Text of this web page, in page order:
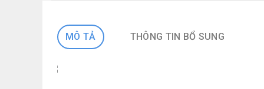
MÔ TẢ THÔNG TIN BỔ SUNG